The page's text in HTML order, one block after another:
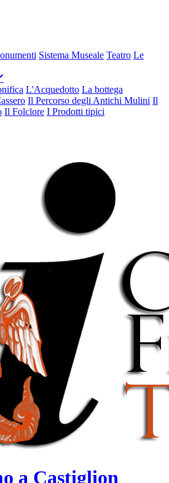
Sistema Museale Teatro Le
L'Acquedotto La bottega
Il Percorso degli Antichi Mulini Il
Il Folclore I Prodotti tipici
a Castiglion